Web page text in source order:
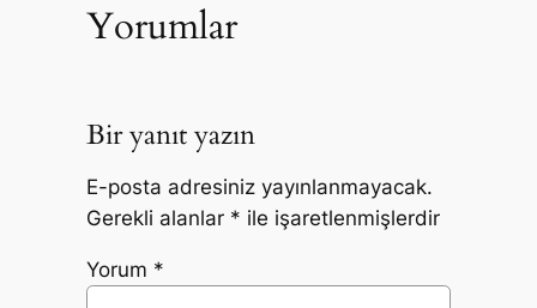
Yorumlar
Bir yanıt yazın
E-posta adresiniz yayınlanmayacak.
Gerekli alanlar * ile işaretlenmişlerdir
Yorum *